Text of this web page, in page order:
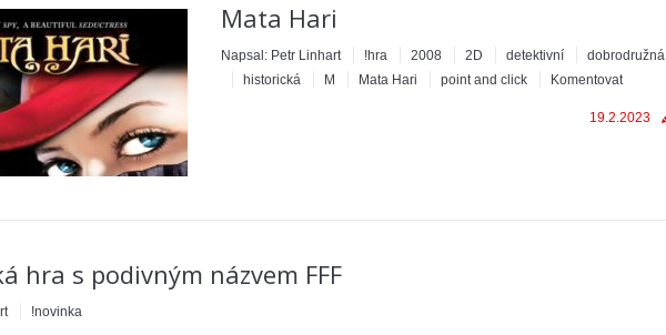
Mata Hari
Napsal: Petr Linhart !hra 2008 2D detektivní
dobrodružná
historická
M Mata Hari point and click Komentovat
19.2.2023
hra s podivným názvem FFF
!novinka